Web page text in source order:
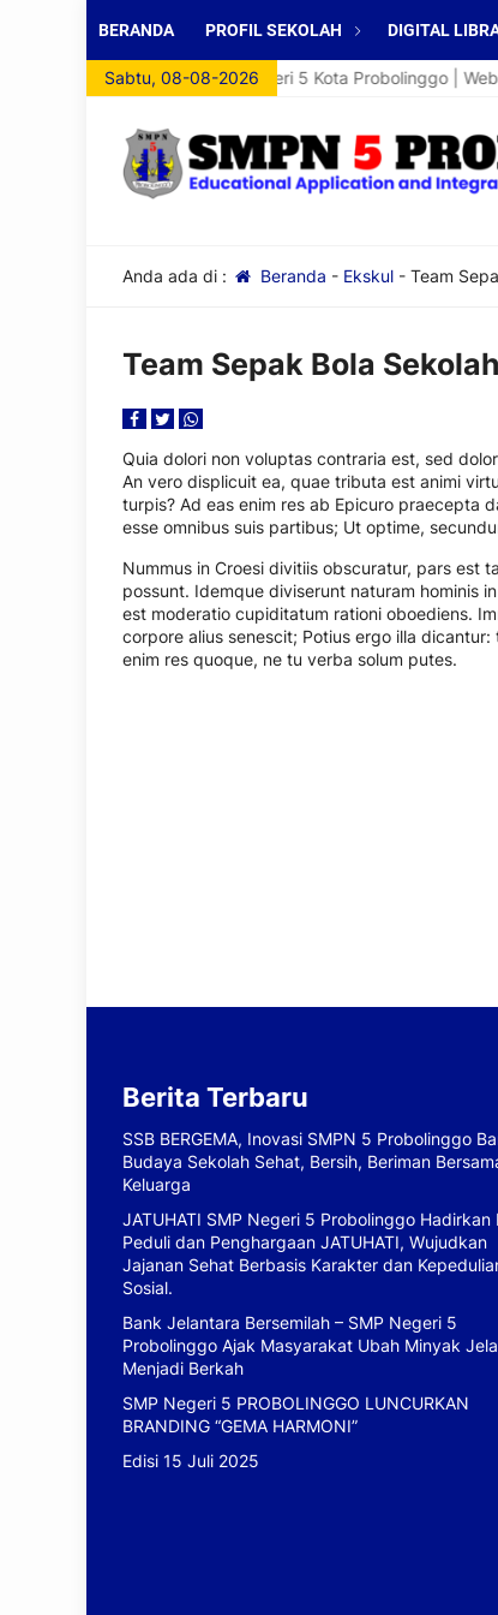
BERANDA PROFIL SEKOLAH DIGITAL
Sabtu, 08-08-2026
Datang di Website SMP Negeri 5 Kota Probolinggo |
Anda ada di : Beranda - Ekskul- Team
Team Sepak Bola Sekolah
Quia dolori non voluptas contraria est, sed
An vero displicuit ea, quae tributa est animi
turpis? Ad eas enim res ab Epicuro praecepta
esse omnibus suis partibus; Ut optime,
Nummus in Croesi divitiis obscuratur, pars est
possunt. Idemque diviserunt naturam hominis
est moderatio cupiditatum rationi oboediens.
corpore alius senescit; Potius ergo illa
enim res quoque, ne tu verba solum putes.
Berita Terbaru
SSB BERGEMA, Inovasi SMPN 5 Probolinggo
Budaya Sekolah Sehat, Bersih, Beriman
Keluarga
JATUHATI SMP Negeri 5 Probolinggo Hadirkan
Peduli dan Penghargaan JATUHATI, Wujudkan
Jajanan Sehat Berbasis Karakter dan
Sosial.
Bank Jelantara Bersemilah – SMP Negeri 5
Probolinggo Ajak Masyarakat Ubah Minyak
Menjadi Berkah
SMP Negeri 5 PROBOLINGGO LUNCURKAN
BRANDING “GEMA HARMONI”
Edisi 15 Juli 2025